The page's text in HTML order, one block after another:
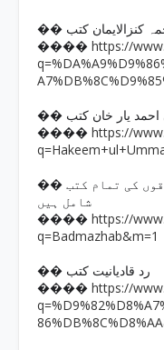
کنزالایمان کتب
���� https://
احمد یار خان کتب
���� https://
�� رد بدمذہب کتب جس میں مختلف فرقوں کی تمام کتب
شامل ہیں
���� https://
q=Badmazhab&m=1
�� رد قادیانیت کتب
���� https://